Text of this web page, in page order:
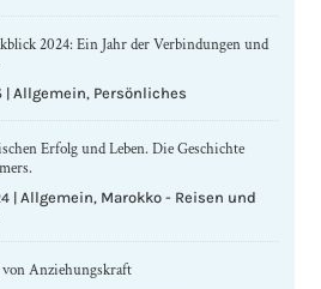
2024: Ein Jahr der Verbindungen und
|Allgemein, Persönliches
Erfolg und Leben. Die Geschichte
|Allgemein, Marokko - Reisen und
Anziehungskraft